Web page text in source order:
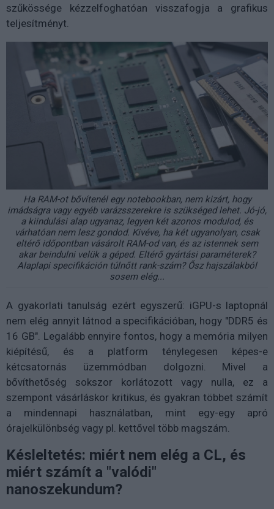
szűkössége kézzelfoghatóan visszafogja a grafikus
teljesítményt.
Ha RAM-ot bővítenél egy notebookban, nem kizárt, hogy
imádságra vagy egyéb varázsszerekre is szükséged lehet. Jó-jó,
a kiindulási alap ugyanaz, legyen két azonos modulod, és
várhatóan nem lesz gondod. Kivéve, ha két ugyanolyan, csak
eltérő időpontban vásárolt RAM-od van, és az istennek sem
akar beindulni velük a géped. Eltérő gyártási paraméterek?
Alaplapi specifikáción túlnőtt rank-szám? Ősz hajszálakból
sosem elég...
A gyakorlati tanulság ezért egyszerű: iGPU-s laptopnál
nem elég annyit látnod a specifikációban, hogy "DDR5 és
16 GB". Legalább ennyire fontos, hogy a memória milyen
kiépítésű, és a platform ténylegesen képes-e
kétcsatornás üzemmódban dolgozni. Mivel a
bővíthetőség sokszor korlátozott vagy nulla, ez a
szempont vásárláskor kritikus, és gyakran többet számít
a mindennapi használatban, mint egy-egy apró
órajelkülönbség vagy pl. kettővel több magszám.
Késleltetés: miért nem elég a CL, és
miért számít a "valódi"
nanoszekundum?